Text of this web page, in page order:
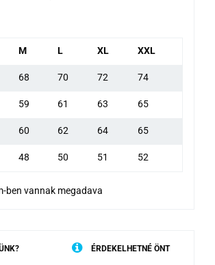
M L XL XXL
68 70 72 74
59 61 63 65
60 62 64 65
48 50 51 52
ben vannak megadava
ÉRDEKELHETNÉ ÖNT